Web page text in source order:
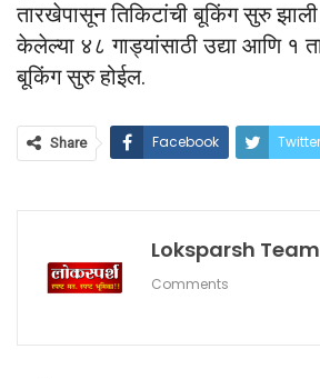
तारखेपासून तिकिटांची बूकिंग सुरु
केलेल्या ४८ गाड्यांसाठी उद्या आणि १
बूकिंग सुरु होईल.
Share Facebook Twitter
Loksparsh Team
Comments